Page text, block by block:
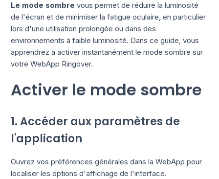
Le mode sombre vous permet de réduire la luminosité
de l'écran et de minimiser la fatigue oculaire, en particulier
lors d'une utilisation prolongée ou dans des
environnements à faible luminosité. Dans ce guide, vous
apprendrez à activer instantanément le mode sombre sur
votre WebApp Ringover.
Activer le mode sombre
1. Accéder aux paramètres de
l'application
Ouvrez vos préférences générales dans la WebApp pour
localiser les options d'affichage de l'interface.